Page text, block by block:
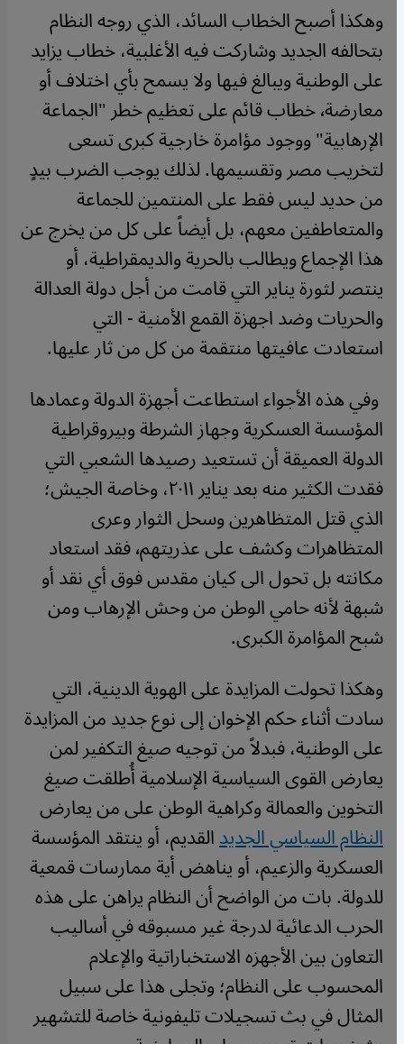
وهكذا أصبح الخطاب السائد، الذي روجه النظام
بتحالفه الجديد وشاركت فيه الأغلبية، خطاب يزايد
على الوطنية ويبالغ فيها ولا يسمح بأي اختلاف أو
معارضة٬ خطاب قائم على تعظيم خطر "الجماعة
الإرهابية" ووجود مؤامرة خارجية كبرى تسعى
لتخريب مصر وتقسيمها. لذلك يوجب الضرب بيدٍ
من حديد ليس فقط على المنتمين للجماعة
والمتعاطفين معهم، بل أيضاً على كل من يخرج عن
هذا الإجماع ويطالب بالحرية والديمقراطية، أو
ينتصر لثورة يناير التي قامت من أجل دولة العدالة
والحريات وضد اجهزة القمع الأمنية - التي
استعادت عافيتها منتقمة من كل من ثار عليها.
وفي هذه الأجواء استطاعت أجهزة الدولة وعمادها
المؤسسة العسكرية وجهاز الشرطة وبيروقراطية
الدولة العميقة أن تستعيد رصيدها الشعبي التي
فقدت الكثير منه بعد يناير ٢٠١١، وخاصة الجيش؛
الذي قتل المتظاهرين وسحل الثوار وعرى
المتظاهرات وكشف على عذريتهم٬ فقد استعاد
مكانته بل تحول الى كيان مقدس فوق أي نقد أو
شبهة لأنه حامي الوطن من وحش الإرهاب ومن
شبح المؤامرة الكبرى.
وهكذا تحولت المزايدة على الهوية الدينية، التي
سادت أثناء حكم الإخوان إلى نوع جديد من المزايدة
على الوطنية، فبدلاً من توجيه صيغ التكفير لمن
يعارض القوى السياسية الإسلامية أُطلقت صيغ
التخوين والعمالة وكراهية الوطن على من يعارض
النظام السياسي الجديدالقديم، أو ينتقد المؤسسة
العسكرية والزعيم، أو يناهض أية ممارسات قمعية
للدولة. بات من الواضح أن النظام يراهن على هذه
الحرب الدعائية لدرجة غير مسبوقه في أساليب
التعاون بين الأجهزه الاستخباراتية والإعلام
المحسوب على النظام؛ وتجلى هذا على سبيل
المثال في بث تسجيلات تليفونية خاصة للتشهير